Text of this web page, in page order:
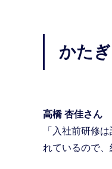
かた
高橋 杏佳さん
「入社前研修
れているので、